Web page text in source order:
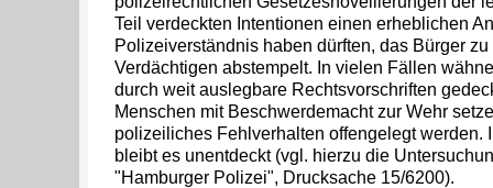
Teil verdeckten Intentionen einen erheblichen
Polizeiverständnis haben dürften, das Bürger
Verdächtigen abstempelt. In vielen Fällen
durch weit auslegbare Rechtsvorschriften
Menschen mit Beschwerdemacht zur Wehr
polizeiliches Fehlverhalten offengelegt werden.
bleibt es unentdeckt (vgl. hierzu die
"Hamburger Polizei", Drucksache 15/6200).